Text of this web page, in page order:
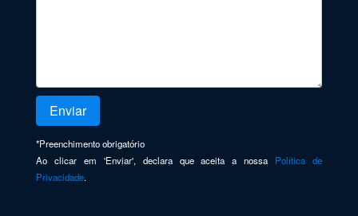
*Preenchimento obrigatório
Ao clicar em 'Enviar', declara que aceita a nossa Política de
Privacidade.